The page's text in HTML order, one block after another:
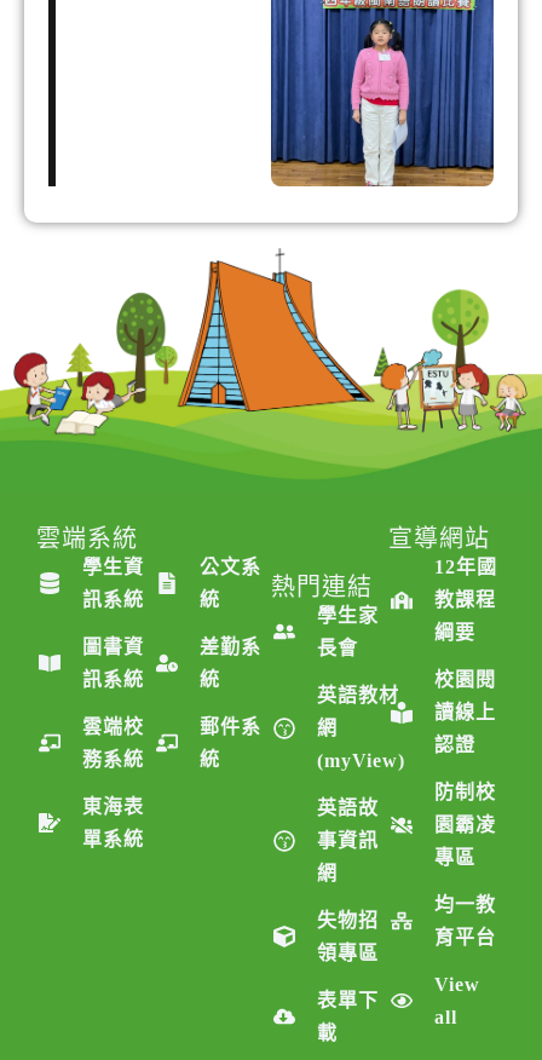
雲端系統
學生資
訊系統
圖書資
訊系統
雲端校
務系統
東海表
單系統
公文系
統
差勤系
統
郵件系
統
熱門連結
學生家
長會
英語教材
網
(myView)
英語故
事資訊
網
失物招
領專區
表單下
載
宣導網站
12年國
教課程
綱要
校園閱
讀線上
認證
防制校
園霸凌
專區
均一教
育平台
View
all